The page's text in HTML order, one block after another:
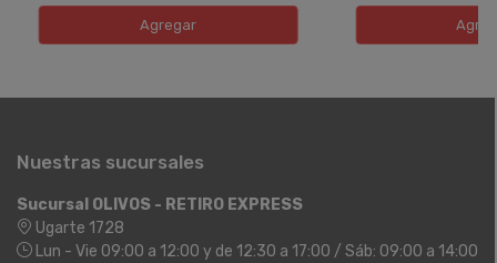
Agregar
Nuestras sucursales
Sucursal OLIVOS - RETIRO EXPRESS
Ugarte 1728
Lun - Vie 09:00 a 12:00 y de 12:30 a 17:00 / Sáb: 09:00 a 14:00